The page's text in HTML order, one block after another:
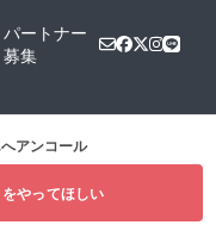
パートナー
募集
アンコール
やってほしい